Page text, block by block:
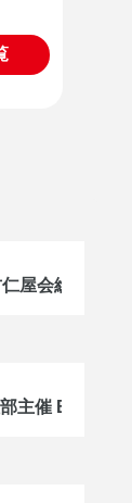
屋会総会
主催 BBQ開